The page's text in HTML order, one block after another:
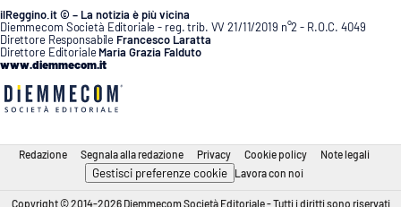
ilReggino.it © – La notizia è più vicina
Diemmecom Società Editoriale - reg. trib. VV 21/11/2019 n°2 - R.O.C. 4049
Direttore Responsabile Francesco Laratta
Direttore Editoriale Maria Grazia Falduto
www.diemmecom.it
Redazione Segnala alla redazione Privacy Cookie policy Note legali
Gestisci preferenze cookie Lavora con noi
Copyright © 2014-2026 Diemmecom Società Editoriale - Tutti i diritti sono riservati